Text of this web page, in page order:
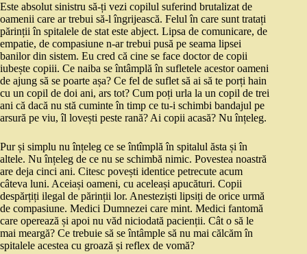
Este absolut sinistru să-ți vezi copilul suferind brutalizat de
oamenii care ar trebui să-l îngrijească. Felul în care sunt tratați
părinții în spitalele de stat este abject. Lipsa de comunicare, de
empatie, de compasiune n-ar trebui pusă pe seama lipsei
banilor din sistem. Eu cred că cine se face doctor de copii
iubește copiii. Ce naiba se întâmplă în sufletele acestor oameni
de ajung să se poarte așa? Ce fel de suflet să ai să te porți hain
cu un copil de doi ani, ars tot? Cum poți urla la un copil de trei
ani că dacă nu stă cuminte în timp ce tu-i schimbi bandajul pe
arsură pe viu, îl lovești peste rană? Ai copii acasă? Nu înțeleg.
Pur și simplu nu înțeleg ce se întîmplă în spitalul ăsta și în
altele. Nu înțeleg de ce nu se schimbă nimic. Povestea noastră
are deja cinci ani. Citesc povești identice petrecute acum
câteva luni. Aceiași oameni, cu aceleași apucături. Copii
despărțiți ilegal de părinții lor. Anesteziști lipsiți de orice urmă
de compasiune. Medici Dumnezei care mint. Medici fantomă
care operează și apoi nu văd niciodată pacienții. Cât o să le
mai meargă? Ce trebuie să se întâmple să nu mai călcăm în
spitalele acestea cu groază și reflex de vomă?